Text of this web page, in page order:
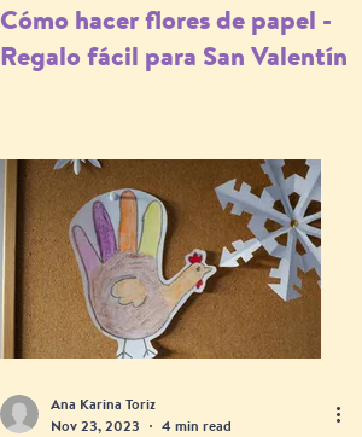
Cómo hacer flores de papel -
Regalo fácil para San Valentín
Ana Karina Toriz
Nov 23, 2023
4 min read